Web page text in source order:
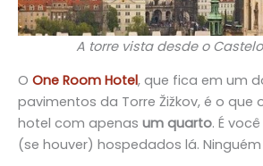
A torre vista desde o
O One Room Hotel, que fica em um
pavimentos da Torre Žižkov, é o que
hotel com apenas um quarto. É
(se houver) hospedados lá.